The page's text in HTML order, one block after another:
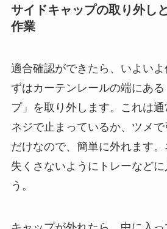
サイドキャップの取り外し
作業
適合確認ができたら、いよい
ずはカーテンレールの端にあ
プ」を取り外します。これは
ネジで止まっているか、ツメ
だけなので、簡単に外れます。
失くさないようにトレーなどに
う。